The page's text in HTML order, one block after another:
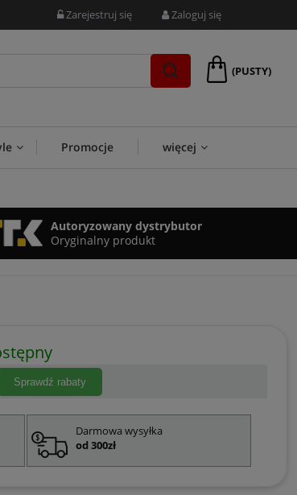
Zarejestruj się Zaloguj się
(PUSTY)
Promocje więcej
Autoryzowany dystrybutor
Oryginalny produkt
Sprawdź rabaty
Darmowa wysyłka
od 300zł